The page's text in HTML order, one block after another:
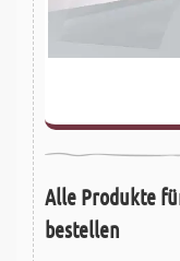
Alle Produkte
bestellen